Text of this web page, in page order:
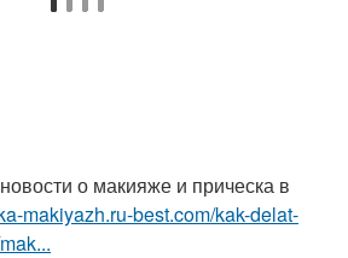
о макияже и прическа в
makiyazh.ru-best.com/kak-delat-